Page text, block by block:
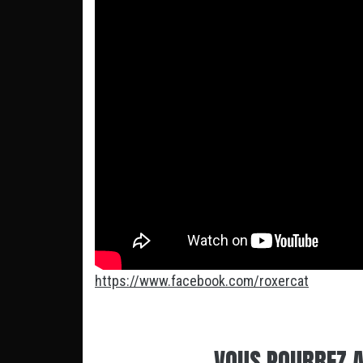
https://www.facebook.com/roxercat